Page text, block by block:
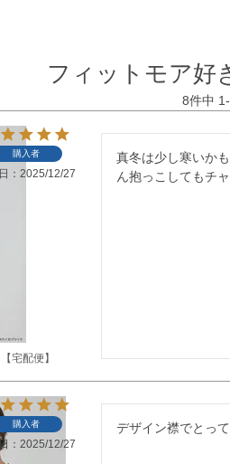
フィットモア好
8件中 1-
宅配便】
購入者
2025/12/27
真冬は少し寒いか
ん抱っこしてもチ
購入者
2025/12/27
デザイン襟でとっ